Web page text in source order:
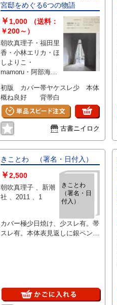
宮邸をめぐる6つの物語
￥ 1,000
（送料：
￥200～）
朝吹真理子・福田里
香・小林エリカ・ほ
しよりこ・
mamoru・阿部海太
、2014 、クリックポ
スト
初版 カバー帯ヤケスレ少 本体
概ね良好 背帯白
古書ニイロク
きことわ （署名・日付入）
きことわ
（署名・日
付入）
￥2,500
朝吹真理子 、新潮
社 、2011 、1
カバー極少日焼け、少スレ有。帯
スレ有。本体表見返しに銀ペン署